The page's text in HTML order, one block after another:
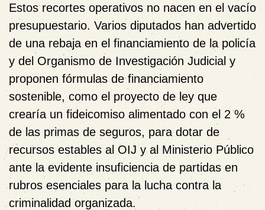
Estos recortes operativos no nacen en el vacío
presupuestario. Varios diputados han advertido
de una rebaja en el financiamiento de la policía
y del Organismo de Investigación Judicial y
proponen fórmulas de financiamiento
sostenible, como el proyecto de ley que
crearía un fideicomiso alimentado con el 2 %
de las primas de seguros, para dotar de
recursos estables al OIJ y al Ministerio Público
ante la evidente insuficiencia de partidas en
rubros esenciales para la lucha contra la
criminalidad organizada.